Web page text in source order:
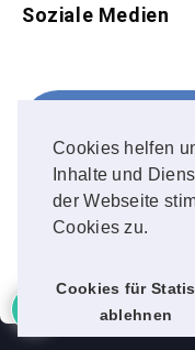
Cookies helfen
Inhalte und
der Webseite
Cookies zu.
Cookies für
ablehnen
Soziale Medien
FOLLOW ME!
Instagram
OUR PHOTOS!